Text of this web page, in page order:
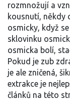
rozmnožují a
kousnutí, někdy
osmicky, když
sklovinku
osmicka bolí,
Pokud je zub
je ale zničená,
extrakce je
článků na této